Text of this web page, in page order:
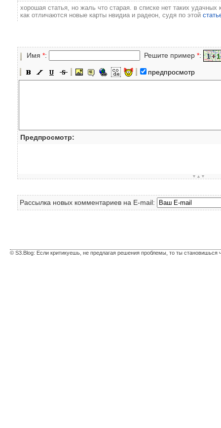
хорошая статья, но жаль что старая. в списке нет таких
как отличаются новые карты нвидиа и радеон, судя по этой
Имя *: Решите пример *:
предпросмотр
Предпросмотр:
▼▲▼
Рассылка новых комментариев на E-mail:
© S3.Blog: Если критикуешь, не предлагая решения проблемы, то ты становишься